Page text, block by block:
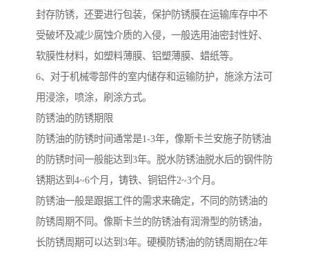
封存防锈，还要进行包装，保护防锈膜在运输库存中不
受破坏及减少腐蚀介质的入侵，一般选用油密封性好、
软膜性材料，如塑料薄膜、铝塑薄膜、蜡纸等。
6、对于机械零部件的室内储存和运输防护，施涂方法可
用浸涂，喷涂，刷涂方式。
防锈油的防锈期限
防锈油的防锈时间通常是1-3年，像斯卡兰安施子防锈油
的防锈时间一般能达到3年。脱水防锈油脱水后的钢件防
锈期达到4~6个月，铸铁、铜铝件2~3个月。
防锈油一般是跟据工件的需求来确定，不同的防锈油的
防锈周期不同。像斯卡兰的防锈油有润滑型的防锈油，
长防锈周期可以达到3年。硬模防锈油的防锈周期在2年